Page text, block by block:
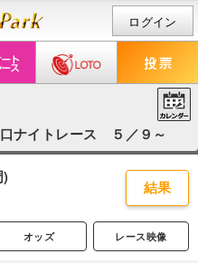
ログイン
ナイトレース ５／９～
)
結果
オッズ レース映像